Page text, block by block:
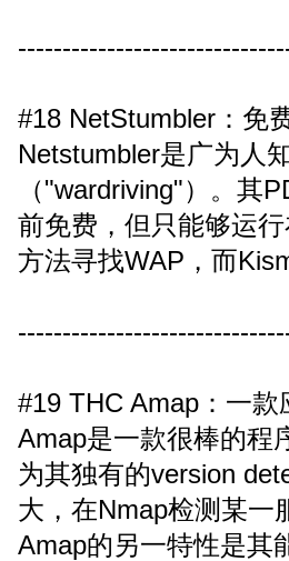
#18 NetStumbler：免
Netstumbler是广为人
（"wardriving"）。其
前免费，但只能够运
方法寻找WAP，而
#19 THC Amap：一
Amap是一款很棒的程
为其独有的version
大，在Nmap检测某一
Amap的另一特性是其